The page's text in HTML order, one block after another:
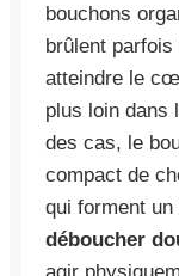
bouchons
brûlent
atteindre le
plus loin dans
des cas, le
compact de
qui forment
déboucher